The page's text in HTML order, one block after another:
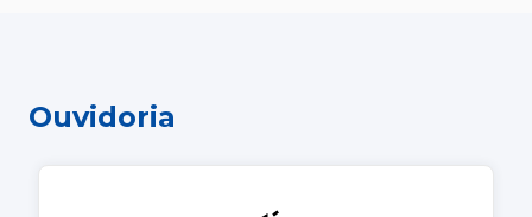
Ouvidoria